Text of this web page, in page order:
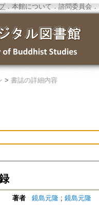
．本館について ． 諮問委員会 ．
> 書誌の詳細内容
著者 鏡島元隆 ; 鏡島元隆